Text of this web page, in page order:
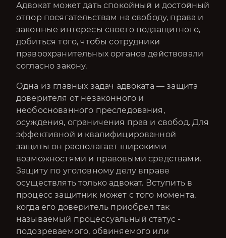
Адвокат может дать спокойный и достойный
отпор посягательствам на свободу, права и
законные интересы своего подзащитного,
добиться того, чтобы сотрудники
правоохранительных органов действовали
согласно закону.
Одна из главных задач адвоката — защита
доверителя от незаконного и
необоснованного преследования,
осуждения, ограничения прав и свобод. Для
эффективной и квалифицированной
защиты он располагает широкими
возможностями и правовыми средствами.
Защиту по уголовному делу вправе
осуществлять только адвокат. Вступить в
процесс защитник может с того момента,
когда его доверитель приобрел так
называемый процессуальный статус -
подозреваемого, обвиняемого или